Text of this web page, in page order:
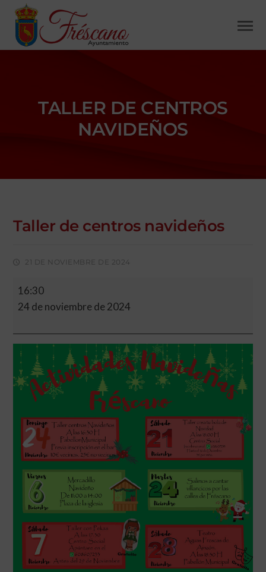
TALLER DE CENTROS
NAVIDEÑOS
Taller de centros navideños
21 DE NOVIEMBRE DE 2024
16:30
24 de noviembre de 2024